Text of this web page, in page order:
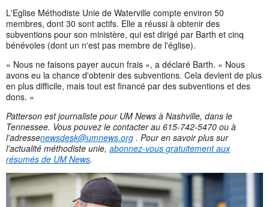
L'Eglise Méthodiste Unie de Waterville compte environ 50
membres, dont 30 sont actifs. Elle a réussi à obtenir des
subventions pour son ministère, qui est dirigé par Barth et cinq
bénévoles (dont un n'est pas membre de l'église).
« Nous ne faisons payer aucun frais », a déclaré Barth. « Nous
avons eu la chance d'obtenir des subventions. Cela devient de plus
en plus difficile, mais tout est financé par des subventions et des
dons. »
Patterson est journaliste pour UM News à Nashville, dans le
Tennessee. Vous pouvez le contacter au 615-742-5470 ou à
l'adressenewsdesk@umnews.org . Pour en savoir plus sur
l'actualité méthodiste unie, abonnez-vous gratuitement aux
résumés de UM News.